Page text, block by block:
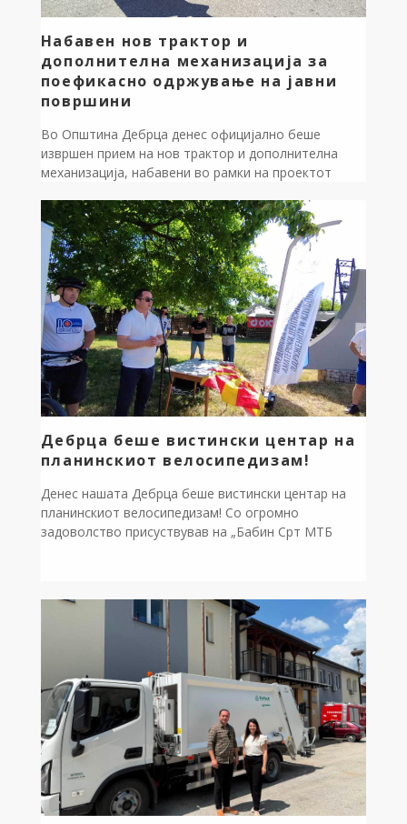
Набавен нов трактор и
дополнителна механизација за
поефикасно одржување на јавни
површини
Во Општина Дебрца денес официјално беше
извршен прием на нов трактор и дополнителна
механизација, набавени во рамки на проектот
преку Центарот за развој на Југозападниот плански
регион, со поддршка од Министерството за
локална самоуправа. На приемот присуствуваа
градоначалникот на Општина Дебрца, Златко
Сиљаноски, и директорот на Центарот за […]
Дебрца беше вистински центар на
планинскиот велосипедизам!
Денес нашата Дебрца беше вистински центар на
планинскиот велосипедизам! Со огромно
задоволство присуствував на „Бабин Срт МТБ
очекуваните 100, пречекавме дури 178
велосипедисти од целата држава кои уживаа во
возењето по патеката Лактиње – Годивје –